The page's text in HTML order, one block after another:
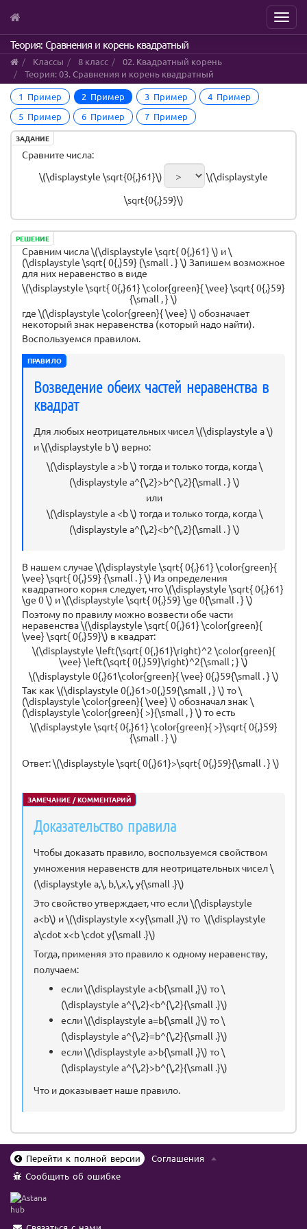
Skip
to
main
content
Menu
Теория: Сравнения и корень квадратный
Классы 8 класс
02. Квадратный корень
Теория: 03. Сравнения и корень квадратный
1 Пример
2 Пример 3 Пример
4 Пример
5 Пример
6 Пример 7 Пример
ЗАДАНИЕ
Сравните числа:
\(\displaystyle \sqrt{0{,}61}\)
\(\displaystyle
\sqrt{0{,}59}\)
РЕШЕНИЕ
Сравним числа \(\displaystyle \sqrt{ 0{,}61} \) и \
(\displaystyle \sqrt{ 0{,}59} {\small . } \) Запишем возможное
для них неравенство в виде
\(\displaystyle \sqrt{ 0{,}61} \color{green}{ \vee} \sqrt{ 0{,}59}
{\small , } \)
где \(\displaystyle \color{green}{ \vee} \) обозначает
некоторый знак неравенства (который надо найти).
Воспользуемся правилом.
ПРАВИЛО
Возведение обеих частей неравенства в
квадрат
Для любых неотрицательных чисел \(\displaystyle a \)
и \(\displaystyle b \) верно:
\(\displaystyle a >b \) тогда и только тогда, когда \
(\displaystyle a^{\,2}>b^{\,2}{\small . } \)
или
\(\displaystyle a <b \) тогда и только тогда, когда \
(\displaystyle a^{\,2}<b^{\,2}{\small . } \)
В нашем случае \(\displaystyle \sqrt{ 0{,}61} \color{green}{
\vee} \sqrt{ 0{,}59} {\small . } \) Из определения
квадратного корня следует, что \(\displaystyle \sqrt{ 0{,}61}
\ge 0 \) и \(\displaystyle \sqrt{ 0{,}59} \ge 0{\small . } \)
Поэтому по правилу можно возвести обе части
неравенства \(\displaystyle \sqrt{ 0{,}61} \color{green}{
\vee} \sqrt{ 0{,}59}\) в квадрат:
\(\displaystyle \left(\sqrt{ 0{,}61}\right)^2 \color{green}{
\vee} \left(\sqrt{ 0{,}59}\right)^2{\small ; } \)
\(\displaystyle 0{,}61\color{green}{ \vee} 0{,}59{\small . } \)
Так как \(\displaystyle 0{,}61>0{,}59{\small , } \) то \
(\displaystyle \color{green}{ \vee} \) обозначал знак \
(\displaystyle \color{green}{ >}{\small , } \) то есть
\(\displaystyle \sqrt{ 0{,}61} \color{green}{ >}\sqrt{ 0{,}59}
{\small . } \)
Ответ: \(\displaystyle \sqrt{ 0{,}61}>\sqrt{ 0{,}59}{\small . } \)
ЗАМЕЧАНИЕ / КОММЕНТАРИЙ
Доказательство правила
Чтобы доказать правило, воспользуемся свойством
умножения неравенств для неотрицательных чисел \
(\displaystyle a,\, b,\,x,\, y{\small .}\)
Это свойство утверждает, что если \(\displaystyle
a<b\) и \(\displaystyle x<y{\small ,}\) то \(\displaystyle
a\cdot x<b \cdot y{\small .}\)
Тогда, применяя это правило к одному неравенству,
получаем:
если \(\displaystyle a<b{\small ,}\) то \
(\displaystyle a^{\,2}<b^{\,2}{\small .}\)
если \(\displaystyle a=b{\small ,}\) то \
(\displaystyle a^{\,2}=b^{\,2}{\small .}\)
если \(\displaystyle a>b{\small ,}\) то \
(\displaystyle a^{\,2}>b^{\,2}{\small .}\)
Что и доказывает наше правило.
Перейти к полной версии
Соглашения
Сообщить об ошибке